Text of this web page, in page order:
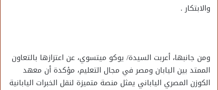
والابتكار .
ومن جانبها، أعربت السيدة/ يوكو ميتسوي، عن اعتزازها بالتعاون
الممتد بين اليابان ومصر في مجال التعليم، مؤكدة أن معهد
الكوزن المصري الياباني يمثل منصة متميزة لنقل الخبرات اليابانية